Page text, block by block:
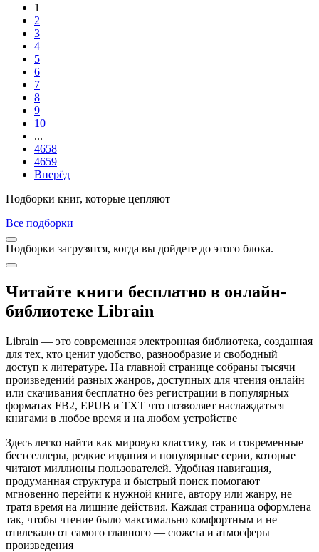
1
2
3
4
5
6
7
8
9
10
...
4658
4659
Вперёд
Подборки книг, которые цепляют
Все подборки
Подборки загрузятся, когда вы дойдете до этого блока.
Читайте книги бесплатно в онлайн-
библиотеке Librain
Librain — это современная электронная библиотека, созданная
для тех, кто ценит удобство, разнообразие и свободный
доступ к литературе. На главной странице собраны тысячи
произведений разных жанров, доступных для чтения онлайн
или скачивания бесплатно без регистрации в популярных
форматах FB2, EPUB и TXT что позволяет наслаждаться
книгами в любое время и на любом устройстве
Здесь легко найти как мировую классику, так и современные
бестселлеры, редкие издания и популярные серии, которые
читают миллионы пользователей. Удобная навигация,
продуманная структура и быстрый поиск помогают
мгновенно перейти к нужной книге, автору или жанру, не
тратя время на лишние действия. Каждая страница оформлена
так, чтобы чтение было максимально комфортным и не
отвлекало от самого главного — сюжета и атмосферы
произведения